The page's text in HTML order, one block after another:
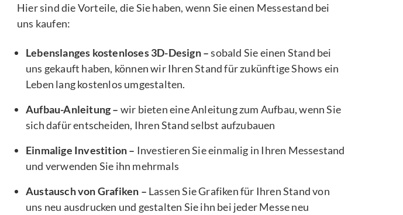
Hier sind die Vorteile, die Sie haben, wenn Sie einen Messestand bei
uns kaufen:
Lebenslanges kostenloses 3D-Design –sobald Sie einen Stand bei
uns gekauft haben, können wir Ihren Stand für zukünftige Shows ein
Leben lang kostenlos umgestalten.
Aufbau-Anleitung – wir bieten eine Anleitung zum Aufbau, wenn Sie
sich dafür entscheiden, Ihren Stand selbst aufzubauen
Einmalige Investition – Investieren Sie einmalig in Ihren Messestand
und verwenden Sie ihn mehrmals
Austausch von Grafiken – Lassen Sie Grafiken für Ihren Stand von
uns neu ausdrucken und gestalten Sie ihn bei jeder Messe neu